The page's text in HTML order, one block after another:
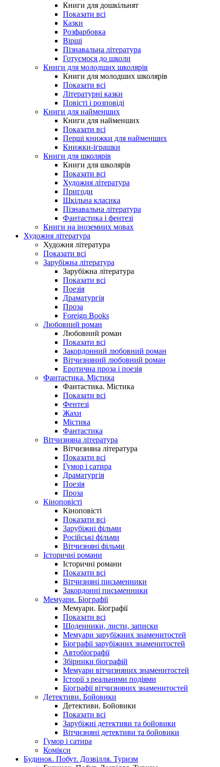
Книги для дошкільнят
Показати всі
Казки
Розфарбовка
Вірші
Пізнавальна література
Готуємося до школи
Книги для молодших школярів
Книги для молодших школярів
Показати всі
Літературні казки
Повісті і розповіді
Книги для найменших
Книги для найменших
Показати всі
Перші книжки для найменших
Книжки-іграшки
Книги для школярів
Книги для школярів
Показати всі
Художня література
Пригоди
Шкільна класика
Пізнавальна література
Фантастика і фентезі
Книги на іноземних мовах
Художня література
Художня література
Показати всі
Зарубіжна література
Зарубіжна література
Показати всі
Поезія
Драматургія
Проза
Foreign Books
Любовний роман
Любовний роман
Показати всі
Закордонний любовний роман
Вітчизняний любовний роман
Еротична проза і поезія
Фантастика. Містика
Фантастика. Містика
Показати всі
Фентезі
Жахи
Містика
Фантастика
Вітчизняна література
Вітчизняна література
Показати всі
Гумор і сатира
Драматургія
Поезія
Проза
Кіноповісті
Кіноповісті
Показати всі
Зарубіжні фільми
Російські фільми
Вітчизняні фільми
Історичні романи
Історичні романи
Показати всі
Вітчизняні письменники
Закордонні письменники
Мемуари. Біографії
Мемуари. Біографії
Показати всі
Щоденники, листи, записки
Мемуари зарубіжних знаменитостей
Біографії зарубіжних знаменитостей
Автобіографії
Збірники біографій
Мемуари вітчизняних знаменитостей
Історії з реальними подіями
Біографії вітчизняних знаменитостей
Детективи. Бойовики
Детективи. Бойовики
Показати всі
Зарубіжні детективи та бойовики
Вітчизняні детективи та бойовики
Гумор і сатира
Комікси
Будинок. Побут. Дозвілля. Туризм